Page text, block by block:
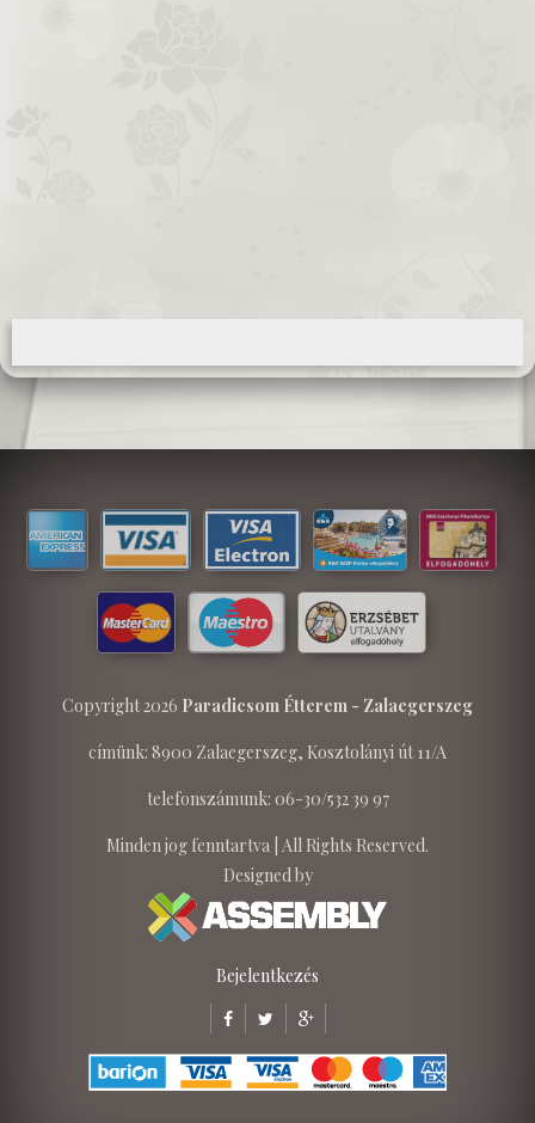
Copyright 2026 Paradicsom Étterem - Zalaegerszeg
címünk: 8900 Zalaegerszeg, Kosztolányi út 11/A
telefonszámunk: 06-30/532 39 97
Minden jog fenntartva | All Rights Reserved.
Designed by
Bejelentkezés